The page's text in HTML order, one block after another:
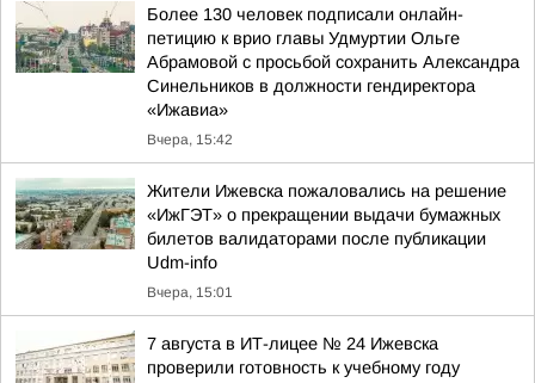
Более 130 человек подписали онлайн-
петицию к врио главы Удмуртии Ольге
Абрамовой с просьбой сохранить Александра
Синельников в должности гендиректора
«Ижавиа»
Вчера, 15:42
Жители Ижевска пожаловались на решение
«ИжГЭТ» о прекращении выдачи бумажных
билетов валидаторами после публикации
Udm-info
Вчера, 15:01
7 августа в ИТ-лицее № 24 Ижевска
проверили готовность к учебному году